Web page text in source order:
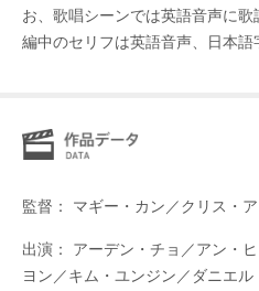
お、歌唱シーンでは英語音声に
編中のセリフは英語音声、日本語
監督： マギー・カン／クリス・
出演： アーデン・チョ／アン・
ヨン／キム・ユンジン／ダニエ